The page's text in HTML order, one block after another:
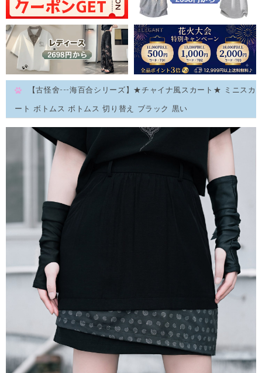
【古怪舍---海百合シリーズ】★チャイナ風スカート★ ミニスカ
ート ボトムス ボトムス 切り替え ブラック 黒い